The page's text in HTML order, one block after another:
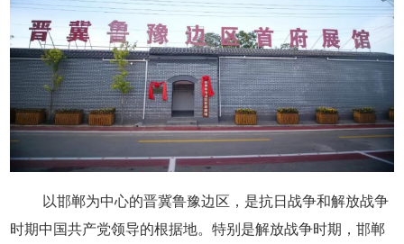
以邯郸为中心的晋冀鲁豫边区，是抗日战争和解放战争
时期中国共产党领导的根据地。特别是解放战争时期，邯郸